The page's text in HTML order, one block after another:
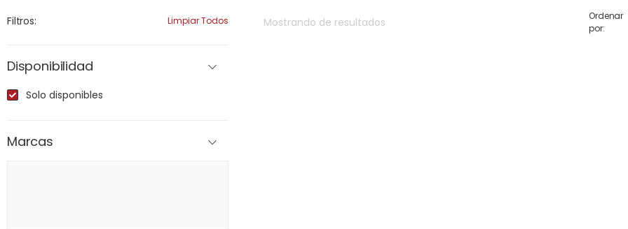
Mostrando de resultados
Ordenar
por:
Filtros: Limpiar Todos
Disponibilidad
Solo disponibles
Marcas